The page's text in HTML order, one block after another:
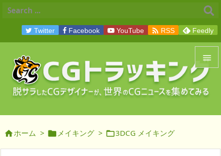


メニュ
前へ
Twitter Facebook YouTube  RSS Feedly
ホーム >  メイキング > 3DCG メイキング